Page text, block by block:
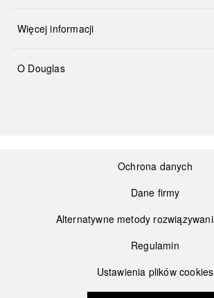
Więcej informacji
O Douglas
Ochrona danych
Dane firmy
Alternatywne metody
Regulamin
Ustawienia plików cookies